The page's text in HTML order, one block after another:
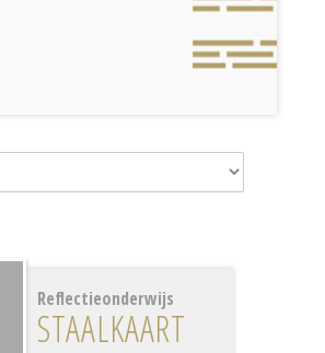
Reflectieonderwijs
STAALKAART